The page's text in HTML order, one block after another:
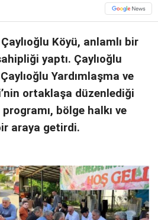
Facebook
Instagram
Youtube
Köyü, anlamlı bir
yaptı. Çaylıoğlu
Yardımlaşma ve
ortaklaşa düzenlediği
programı, bölge halkı ve
araya getirdi.